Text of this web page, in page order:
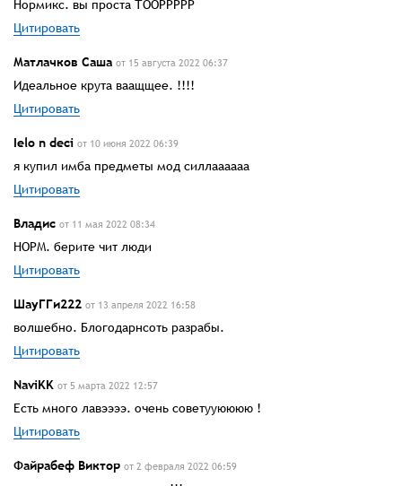
Нормикс. вы проста ТООРРРРР
Цитировать
Матлачков Саша от 15 августа 2022 06:37
Идеальное крута ваащщее. !!!!
Цитировать
Ielo n deci от 10 июня 2022 06:39
я купил имба предметы мод силлаааааа
Цитировать
Владис от 11 мая 2022 08:34
НОРМ. берите чит люди
Цитировать
ШауГГи222 от 13 апреля 2022 16:58
волшебно. Блогодарнсоть разрабы.
Цитировать
NaviKK от 5 марта 2022 12:57
Есть много лавээээ. очень советууюююю !
Цитировать
Файрабеф Виктор от 2 февраля 2022 06:59